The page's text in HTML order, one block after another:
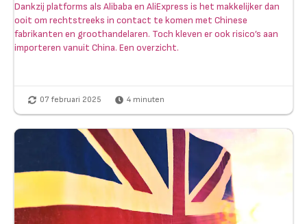
Dankzij platforms als Alibaba en AliExpress is het makkelijker dan
ooit om rechtstreeks in contact te komen met Chinese
fabrikanten en groothandelaren. Toch kleven er ook risico’s aan
importeren vanuit China. Een overzicht.
07 februari 2025 4 minuten